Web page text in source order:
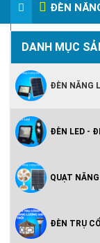
ĐÈN
VIDEO ĐÈN
DANH MỤC
ĐÈN NĂNG
ĐÈN LED -
QUẠT
ĐÈN TRỤ